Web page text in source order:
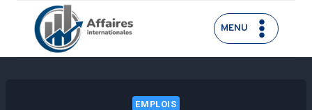
contenu
MENU
EMPLOIS